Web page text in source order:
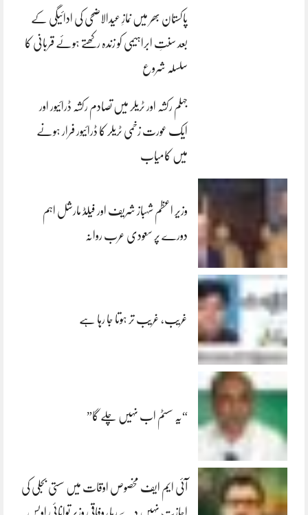
پاکستان بھر میں نمازِ عیدالاضحی کی ادائیگی کے
بعد سنتِ ابراہیمی کو زندہ رکھتے ہوئے قربانی کا
سلسلہ شروع
جہلم رکشہ اور ٹریلر میں تصادم رکشہ ڈرائیور اور
ایک عورت زخمی ٹریلر کا ڈرائیور فرار ہونے
میں کامیاب
وزیر اعظم شہباز شریف اور فیلڈ مارشل اہم
دورے پر سعودی عرب روانہ
غریب، غریب تر ہوتا جا رہا ہے
“یہ سسٹم اب نہیں چلے گا”
آئی ایم ایف مخصوص اوقات میں سستی بجلی کی
اجازت نہیں دے رہا، وفاقی وزیر توانائی اویس